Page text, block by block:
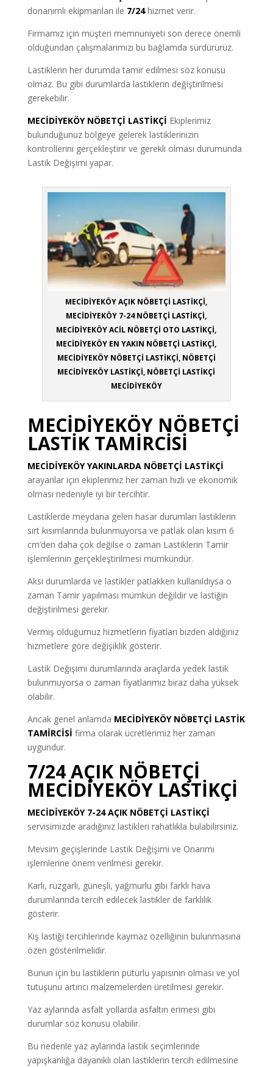
donanımlı ekipmanları ile 7/24hizmet verir.
Firmamız için müşteri memnuniyeti son derece önemli
olduğundan çalışmalarımızı bu bağlamda sürdürürüz.
Lastiklerin her durumda tamir edilmesi söz konusu
olmaz. Bu gibi durumlarda lastiklerin değiştirilmesi
gerekebilir.
MECİDİYEKÖY NÖBETÇİ LASTİKÇİ Ekiplerimiz
bulunduğunuz bölgeye gelerek lastiklerinizin
kontrollerini gerçekleştirir ve gerekli olması durumunda
Lastik Değişimi yapar.
MECİDİYEKÖY AÇIK NÖBETÇİ LASTİKÇİ,
MECİDİYEKÖY 7-24 NÖBETÇİ LASTİKÇİ,
MECİDİYEKÖY ACİL NÖBETÇİ OTO LASTİKÇİ,
MECİDİYEKÖY EN YAKIN NÖBETÇİ LASTİKÇİ,
MECİDİYEKÖY NÖBETÇİ LASTİKÇİ, NÖBETÇİ
MECİDİYEKÖY LASTİKÇİ, NÖBETÇİ LASTİKÇİ
MECİDİYEKÖY
MECİDİYEKÖY NÖBETÇİ
LASTİK TAMİRCİSİ
MECİDİYEKÖY YAKINLARDA NÖBETÇİ LASTİKÇİ
arayanlar için ekiplerimiz her zaman hızlı ve ekonomik
olması nedeniyle iyi bir tercihtir.
Lastiklerde meydana gelen hasar durumları lastiklerin
sırt kısımlarında bulunmuyorsa ve patlak olan kısım 6
cm’den daha çok değilse o zaman Lastiklerin Tamir
işlemlerinin gerçekleştirilmesi mümkündür.
Aksi durumlarda ve lastikler patlakken kullanıldıysa o
zaman Tamir yapılması mümkün değildir ve lastiğin
değiştirilmesi gerekir.
Vermiş olduğumuz hizmetlerin fiyatları bizden aldığınız
hizmetlere göre değişiklik gösterir.
Lastik Değişimi durumlarında araçlarda yedek lastik
bulunmuyorsa o zaman fiyatlarımız biraz daha yüksek
olabilir.
Ancak genel anlamda MECİDİYEKÖY NÖBETÇİ LASTİK
TAMİRCİSİ firma olarak ücretlerimiz her zaman
uygundur.
7/24 AÇIK NÖBETÇİ
MECİDİYEKÖY LASTİKÇİ
MECİDİYEKÖY 7-24 AÇIK NÖBETÇİ LASTİKÇİ
servisimizde aradığınız lastikleri rahatlıkla bulabilirsiniz.
Mevsim geçişlerinde Lastik Değişimi ve Onarımı
işlemlerine önem verilmesi gerekir.
Karlı, rüzgarlı, güneşli, yağmurlu gibi farklı hava
durumlarında tercih edilecek lastikler de farklılık
gösterir.
Kış lastiği tercihlerinde kaymaz özelliğinin bulunmasına
özen gösterilmelidir.
Bunun için bu lastiklerin pütürlü yapısının olması ve yol
tutuşunu artırıcı malzemelerden üretilmesi gerekir.
Yaz aylarında asfalt yollarda asfaltın erimesi gibi
durumlar söz konusu olabilir.
Bu nedenle yaz aylarında lastik seçimlerinde
yapışkanlığa dayanıklı olan lastiklerin tercih edilmesine